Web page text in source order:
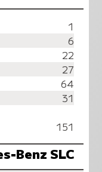
1
6
22
27
64
31
151
Benz SLC